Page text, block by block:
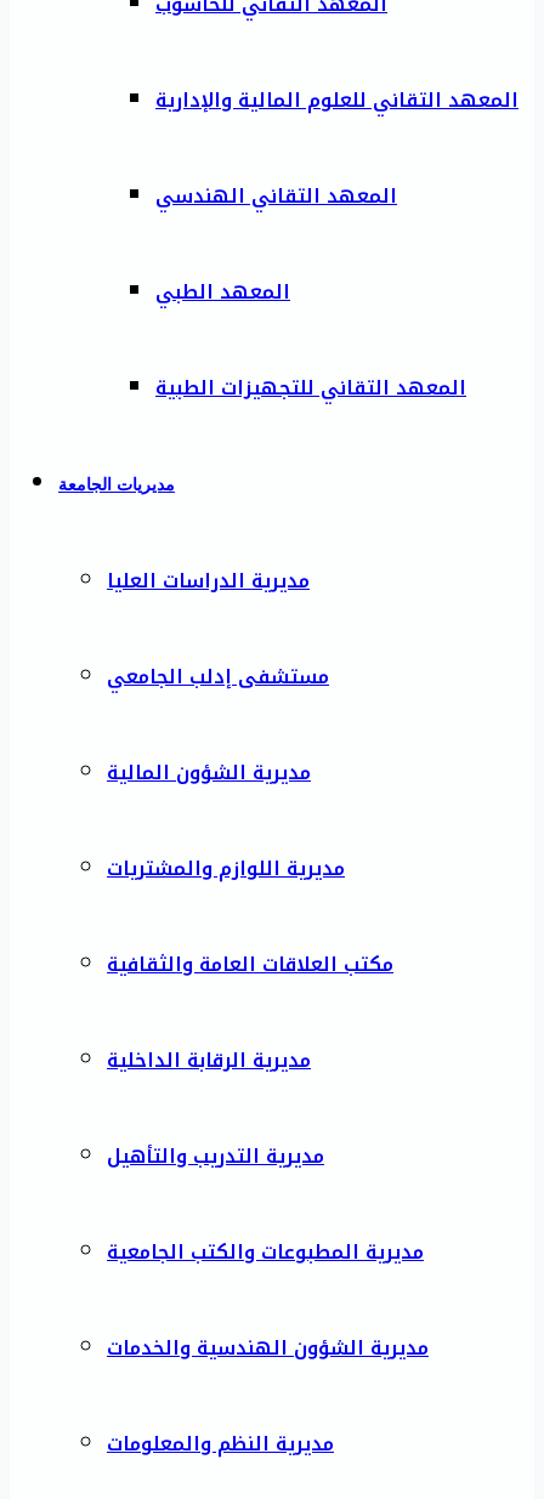
المعهد التقاني للعلوم المالية والإدارية
المعهد التقاني الهندسي
المعهد الطبي
المعهد التقاني للتجهيزات الطبية
مديريات الجامعة
مديرية الدراسات العليا
مستشفى إدلب الجامعي
مديرية الشؤون المالية
مديرية اللوازم والمشتريات
مكتب العلاقات العامة والثقافية
مديرية الرقابة الداخلية
مديرية التدريب والتأهيل
مديرية المطبوعات والكتب الجامعية
مديرية الشؤون الهندسية والخدمات
مديرية النظم والمعلومات